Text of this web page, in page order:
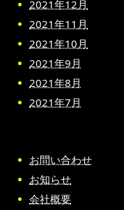
2021年12月
2021年11月
2021年10月
2021年9月
2021年8月
2021年7月
お問い合わせ
お知らせ
会社概要